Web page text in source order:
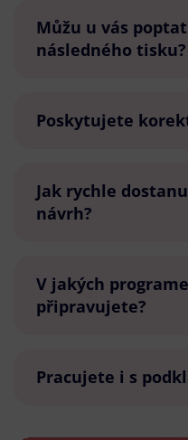
Můžu u vás
následného tisku?
Poskytujete
Jak rychle
návrh?
V jakých
připravujete?
Pracujete i s